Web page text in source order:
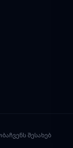
ჩვენს შესახებ